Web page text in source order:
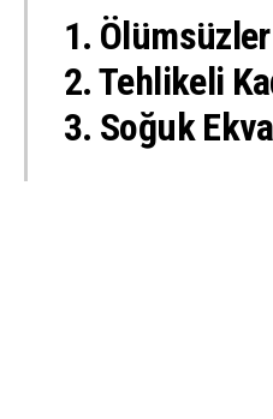
1. Ölümsüzler
2. Tehlikeli
3. Soğuk